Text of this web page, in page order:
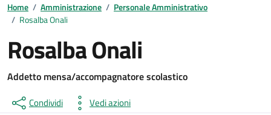
Home / Amministrazione / Personale Amministrativo
/ Rosalba Onali
Rosalba Onali
Addetto mensa/accompagnatore scolastico
Condividi Vedi azioni